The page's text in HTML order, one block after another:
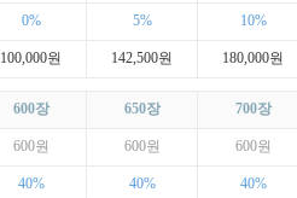
0% 5% 10%
100,000원 142,500원 180,000원
600장 650장 700장
600원 600원 600원
40% 40% 40%